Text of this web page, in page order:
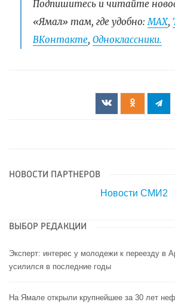
Подпишитесь и читайте
«Ямал» там, где удобно:МАХ,
ВКонтакте, Одноклассники.
НОВОСТИ ПАРТНЕРОВ
Новости СМИ2
ВЫБОР РЕДАКЦИИ
Эксперт: интерес у молодежи к переезду в
усилился в последние годы
На Ямале открыли крупнейшее за 30 лет